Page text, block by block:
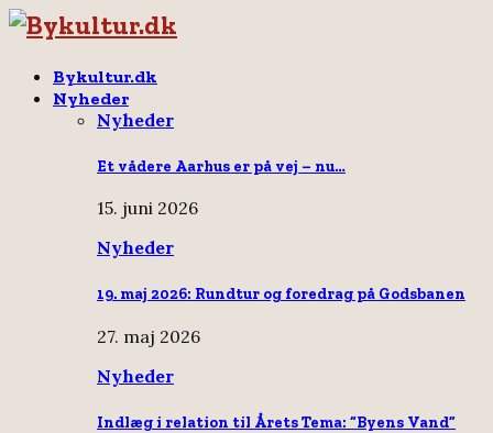
Bykultur.dk
Nyheder
Nyheder
Et vådere Aarhus er på vej – nu…
15. juni 2026
Nyheder
19. maj 2026: Rundtur og foredrag på Godsbanen
27. maj 2026
Nyheder
Indlæg i relation til Årets Tema: “Byens Vand”